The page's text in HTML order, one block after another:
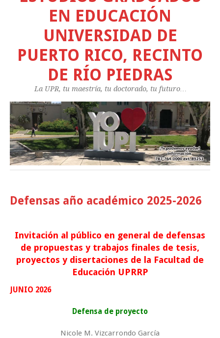
EN EDUCACIÓN
UNIVERSIDAD DE
PUERTO RICO, RECINTO
DE RÍO PIEDRAS
La UPR, tu maestría, tu doctorado, tu futuro…
Defensas año académico 2025-2026
Invitación al público en general de defensas
de propuestas y trabajos finales de tesis,
proyectos y disertaciones de la Facultad de
Educación UPRRP
JUNIO 2026
Defensa de proyecto
Nicole M. Vizcarrondo García